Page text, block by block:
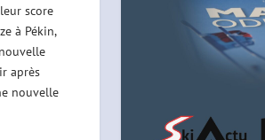
score
à Pékin,
après
nouvelle